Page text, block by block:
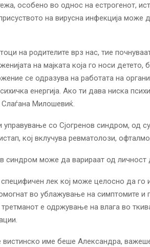
особено во однос на естрогенот,
на вирусна инфекција може
на родителите врз нас, тие
на мајката која го носи детето,
се одразува на работата на
енергија. Ако ти дава ниска
Слаѓана Милошевиќ.
со Сјогренов синдром, од
кој вклучува ревматолози,
синдром може да варираат од личност
лек кој може целосно да го
во ублажување на симптомите и
е одржување на влага во
име беше Александра,